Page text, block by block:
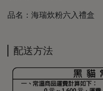
品名：海瑞炊粉六入禮盒
配送方法